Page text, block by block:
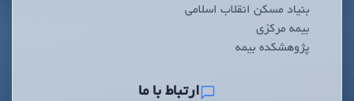
بنیاد مسکن انقلاب اسلامی
بیمه مرکزی
پژوهشکده بیمه
ارتباط با ما